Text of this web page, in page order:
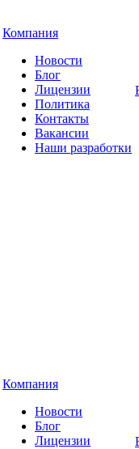
Компания
Новости
Блог
Лицензии
Политика
Контакты
Вакансии
Наши разработки
Компания
Новости
Блог
Лицензии